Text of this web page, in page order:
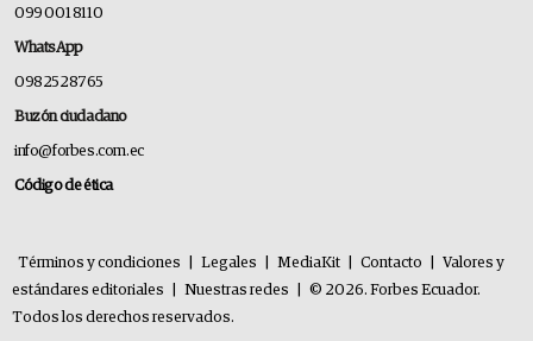
099 001 8110
WhatsApp
0982528765
Buzón ciudadano
info@forbes.com.ec
Código de ética
Términos y condiciones Legales MediaKit Contacto
Valores y
estándares editoriales
Nuestras redes
© 2026. Forbes Ecuador.
Todos los derechos reservados.